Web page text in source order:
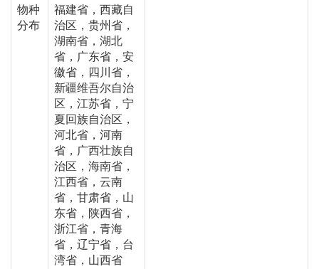
物种
分布
福建省，西藏自
治区，贵州省，
湖南省，湖北
省，广东省，安
徽省，四川省，
新疆维吾尔自治
区，江苏省，宁
夏回族自治区，
河北省，河南
省，广西壮族自
治区，海南省，
江西省，云南
省，甘肃省，山
东省，陕西省，
浙江省，青海
省，辽宁省，台
湾省，山西省